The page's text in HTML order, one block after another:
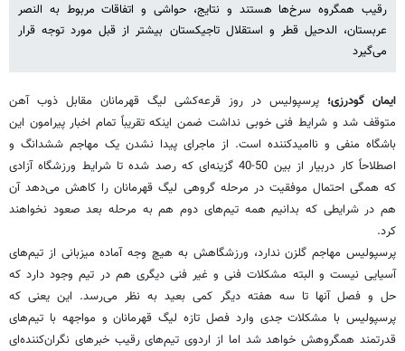
رقیب همگروه سرخ‌ها هستند و نتایج، حواشی و اتفاقات مربوط به النصر
عربستان، الدحیل قطر و استقلال تاجیکستان بیشتر از قبل مورد توجه قرار
می‌گیرد
ایمان گودرزی؛ پرسپولیس در روز قرعه‌کشی لیگ قهرمانان مقابل ذوب آهن
متوقف شد و شرایط فنی خوبی نداشت ضمن اینکه تقریباً تمام اخبار پیرامون این
باشگاه منفی و ناامیدکننده است. از ماجرای پیدا نشدن یک مهاجم ششدانگ و
اصطلاحاً کار دربیار از بین 50-40 گزینه‌ای که رصد شده تا شرایط ورزشگاه آزادی
که همگی احتمال موفقیت در مرحله گروهی لیگ قهرمانان را کاهش می‌دهد آن
هم در شرایطی که بدانیم همه تیم‌های دوم هم به مرحله بعد صعود نخواهند
کرد.
پرسپولیس مهاجم گلزن ندارد، ورزشگاهش به هیچ وجه آماده میزبانی از تیم‌های
آسیایی نیست و البته مشکلات فنی و غیر فنی دیگری هم در تیم وجود دارد که
حل و فصل آنها تا سه هفته دیگر کمی بعید به نظر می‌رسد. این یعنی که
پرسپولیس با مشکلات جدی وارد فصل تازه لیگ قهرمانان و مواجهه با تیم‌های
قدرتمند همگروهش خواهد شد اما از اردوی تیم‌های رقیب خبرهای نگران‌کننده‌ای